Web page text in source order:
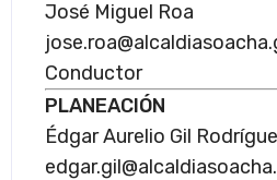
José Miguel Roa
Conductor
PLANEACIÓN
Édgar Aurelio Gil